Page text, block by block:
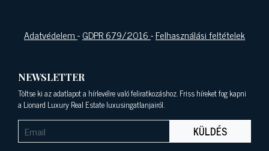
Adatvédelem-GDPR 679/2016-Felhasználási feltételek
NEWSLETTER
Töltse ki az adatlapot a hírlevélre való feliratkozáshoz. Friss híreket fog kapni
a Lionard Luxury Real Estate luxusingatlanjairól.
KÜLDÉS